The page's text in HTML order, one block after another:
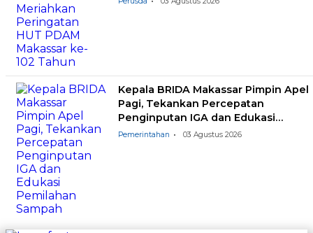
Kepala BRIDA Makassar Pimpin Apel
Pagi, Tekankan Percepatan
Penginputan IGA dan Edukasi
Pemilahan Sampah
Pemerintahan 03 Agustus 2026